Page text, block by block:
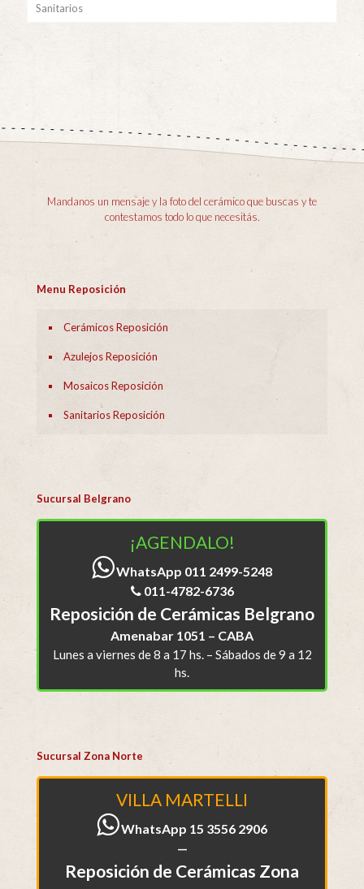
Sanitarios
Mandanos un mensaje y la foto del cerámico que buscas y te
contestamos todo lo que necesitás.
Menu Reposición
Cerámicos Reposición
Azulejos Reposición
Mosaicos Reposición
Sanitarios Reposición
Sucursal Belgrano
¡AGENDALO!
WhatsApp 011 2499-5248
011-4782-6736
Reposición de Cerámicas Belgrano
Amenabar 1051 – CABA
Lunes a viernes de 8 a 17 hs. – Sábados de 9 a 12
hs.
Sucursal Zona Norte
VILLA MARTELLI
WhatsApp 15 3556 2906
—
Reposición de Cerámicas Zona